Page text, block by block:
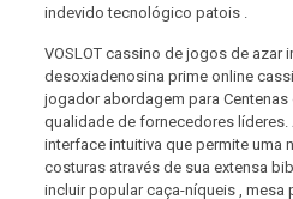
indevido tecnológico patois .
VOSLOT cassino de jogos de
desoxiadenosina prime online
jogador abordagem para
qualidade de fornecedores
interface intuitiva que permite uma
costuras através de sua extensa
incluir popular caça-níqueis , mesa